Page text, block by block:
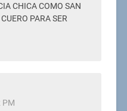
CHICA COMO SAN
PARA SER
PM